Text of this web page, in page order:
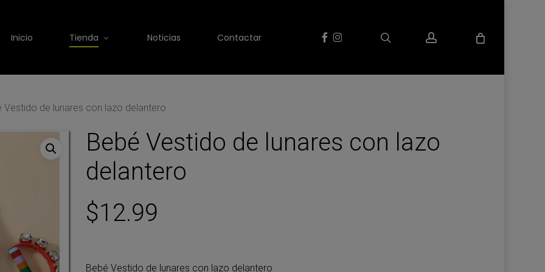
Inicio Tienda Noticias Contactar facebook
instagram
Vestido de lunares con lazo delantero
Bebé Vestido de lunares con lazo
delantero
$12.99
Bebé Vestido de lunares con lazo delantero